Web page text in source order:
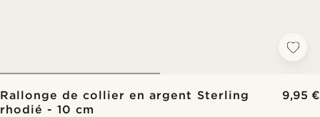
Rallonge de collier en argent Sterling
rhodié - 10 cm
9,95 €